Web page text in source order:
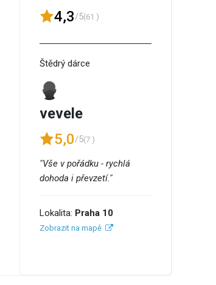
4,3/5(61 )
Štědrý dárce
vevele
5,0/5(7 )
"Vše v pořádku - rychlá
dohoda i převzetí."
Lokalita: Praha 10
Zobrazit na mapě